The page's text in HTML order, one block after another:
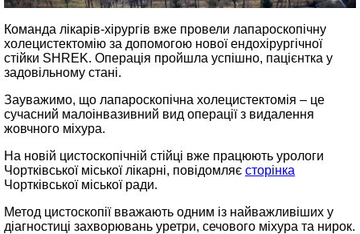
Команда лікарів-хірургів вже провели лапароскопічну
холецистектомію за допомогою нової ендохірургічної
стійки SHREK. Операція пройшла успішно, пацієнтка у
задовільному стані.
Зауважимо, що лапароскопічна холецистектомія – це
сучасний малоінвазивний вид операції з видалення
жовчного міхура.
На новій цистоскопічній стійці вже працюють урологи
Чортківської міської лікарні, повідомляє сторінка
Чортківської міської ради.
Метод цистоскопії вважають одним із найважливіших у
діагностиці захворювань уретри, сечового міхура та нирок.